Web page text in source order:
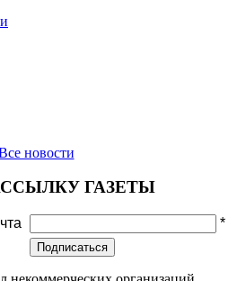
новости
ГАЗЕТЫ
*
Подписаться